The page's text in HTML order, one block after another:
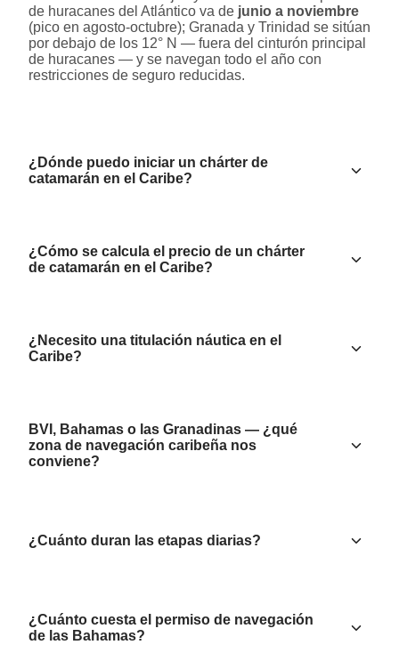
de huracanes del Atlántico va de junio a noviembre
(pico en agosto-octubre); Granada y Trinidad se sitúan
por debajo de los 12° N — fuera del cinturón principal
de huracanes — y se navegan todo el año con
restricciones de seguro reducidas.
¿Dónde puedo iniciar un chárter de
catamarán en el Caribe?
¿Cómo se calcula el precio de un chárter
de catamarán en el Caribe?
¿Necesito una titulación náutica en el
Caribe?
BVI, Bahamas o las Granadinas — ¿qué
zona de navegación caribeña nos
conviene?
¿Cuánto duran las etapas diarias?
¿Cuánto cuesta el permiso de navegación
de las Bahamas?